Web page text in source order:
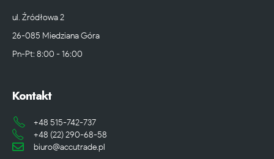
ul. Źródłowa 2
26-085 Miedziana Góra
Pn-Pt: 8:00 - 16:00
Kontakt
+48 515-742-737
+48 (22) 290-68-58
biuro@accutrade.pl